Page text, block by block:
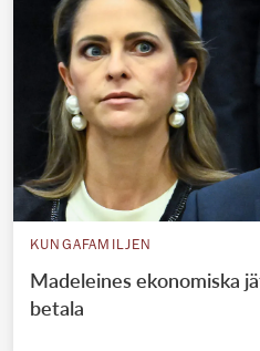
KUNGAFAMILJEN
Madeleines ekonomiska
betala